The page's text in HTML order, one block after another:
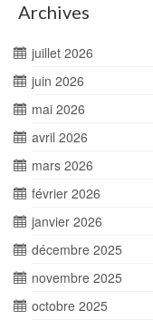
Archives
juillet 2026
juin 2026
mai 2026
avril 2026
mars 2026
février 2026
janvier 2026
décembre 2025
novembre 2025
octobre 2025